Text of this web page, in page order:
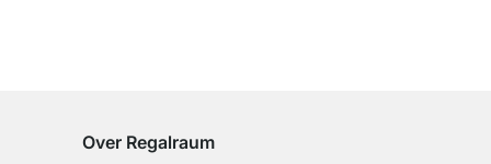
Over Regalraum